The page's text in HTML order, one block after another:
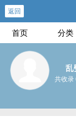
返回
首页 分类
乱
共收录